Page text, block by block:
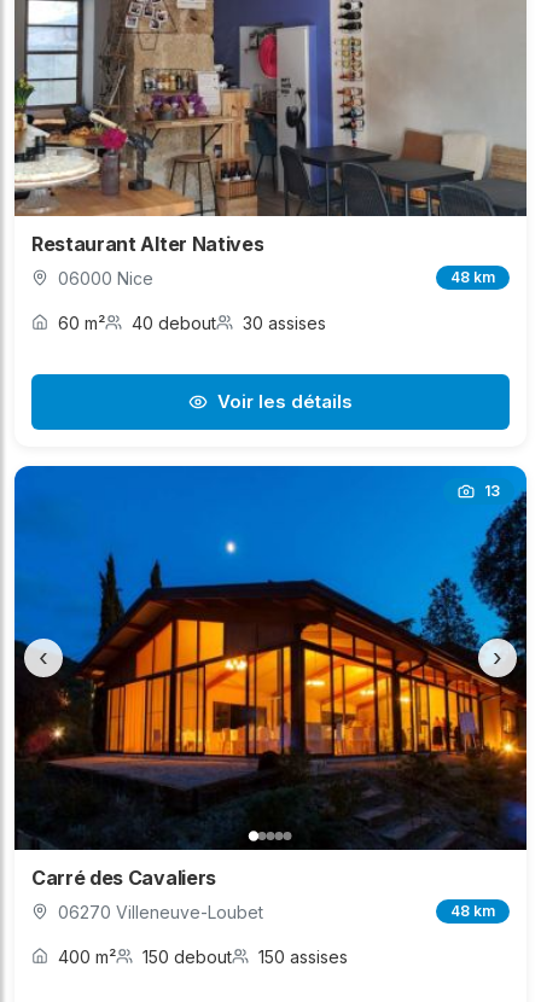
Restaurant Alter Natives
06000 Nice 48 km
60 m² 40 debout 30 assises
Voir les détails
13
‹ ›
Carré des Cavaliers
06270 Villeneuve-Loubet 48 km
400 m² 150 debout 150 assises